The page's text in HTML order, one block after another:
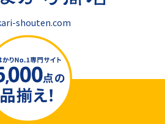
shouten.com